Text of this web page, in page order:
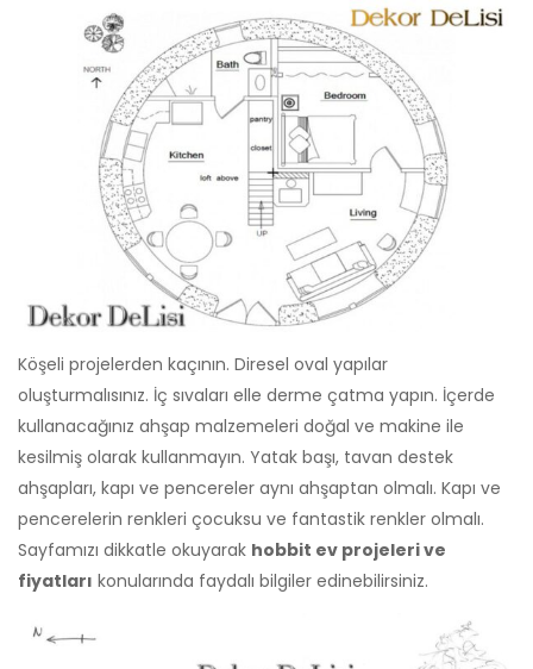
Köşeli projelerden kaçının. Diresel oval yapılar
oluşturmalısınız. İç sıvaları elle derme çatma yapın. İçerde
kullanacağınız ahşap malzemeleri doğal ve makine ile
kesilmiş olarak kullanmayın. Yatak başı, tavan destek
ahşapları, kapı ve pencereler aynı ahşaptan olmalı. Kapı ve
pencerelerin renkleri çocuksu ve fantastik renkler olmalı.
Sayfamızı dikkatle okuyarak hobbit ev projeleri ve
fiyatları konularında faydalı bilgiler edinebilirsiniz.